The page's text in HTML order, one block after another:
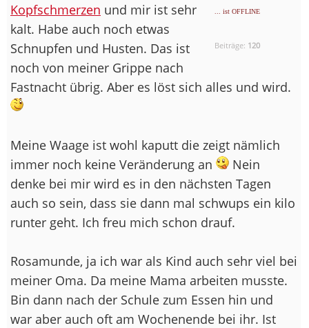
... ist OFFLINE
Beiträge: 120
Kopfschmerzen und mir ist sehr
kalt. Habe auch noch etwas
Schnupfen und Husten. Das ist
noch von meiner Grippe nach
Fastnacht übrig. Aber es löst sich alles und wird.
Meine Waage ist wohl kaputt die zeigt nämlich
immer noch keine Veränderung an
Nein
denke bei mir wird es in den nächsten Tagen
auch so sein, dass sie dann mal schwups ein kilo
runter geht. Ich freu mich schon drauf.
Rosamunde, ja ich war als Kind auch sehr viel bei
meiner Oma. Da meine Mama arbeiten musste.
Bin dann nach der Schule zum Essen hin und
war aber auch oft am Wochenende bei ihr. Ist